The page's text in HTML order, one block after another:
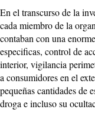
En el transcurso de la
cada miembro de la
contaban con una
especificas, control de
interior, vigilancia
a consumidores en el
pequeñas cantidades de
droga e incluso su